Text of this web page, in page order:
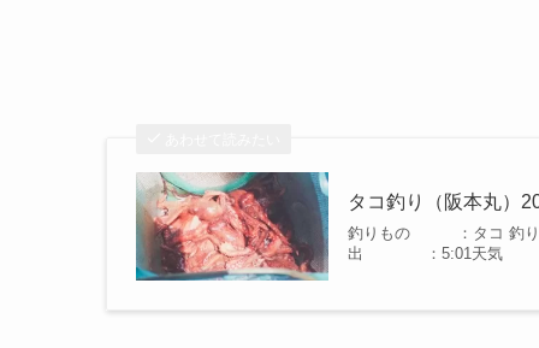
タコ釣り（阪本丸
釣りもの ：タコ
出 ：5:01天気 ：晴